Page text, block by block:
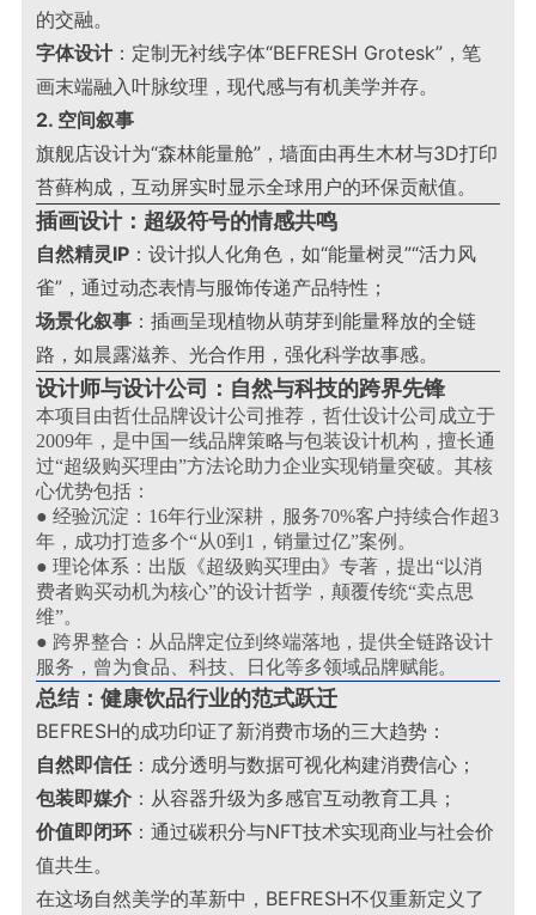
的交融。
字体设计：定制无衬线字体“BEFRESH Grotesk”，笔
画末端融入叶脉纹理，现代感与有机美学并存。
2. 空间叙事
旗舰店设计为“森林能量舱”，墙面由再生木材与3D打印
苔藓构成，互动屏实时显示全球用户的环保贡献值。
插画设计：超级符号的情感共鸣
自然精灵IP ：设计拟人化角色，如“能量树灵”“活力风
雀”，通过动态表情与服饰传递产品特性；
场景化叙事 ：插画呈现植物从萌芽到能量释放的全链
路，如晨露滋养、光合作用，强化科学故事感。
设计师与设计公司：自然与科技的跨界先锋
本项目由哲仕品牌设计公司推荐，哲仕设计公司成立于
2009年，是中国一线品牌策略与包装设计机构，擅长通
过“超级购买理由”方法论助力企业实现销量突破。其核
心优势包括：
● 经验沉淀：16年行业深耕，服务70%客户持续合作超3
年，成功打造多个“从0到1，销量过亿”案例。
● 理论体系：出版《超级购买理由》专著，提出“以消
费者购买动机为核心”的设计哲学，颠覆传统“卖点思
维”。
● 跨界整合：从品牌定位到终端落地，提供全链路设计
服务，曾为食品、科技、日化等多领域品牌赋能。
总结：健康饮品行业的范式跃迁
BEFRESH的成功印证了新消费市场的三大趋势：
自然即信任 ：成分透明与数据可视化构建消费信心；
包装即媒介 ：从容器升级为多感官互动教育工具；
价值即闭环 ：通过碳积分与NFT技术实现商业与社会价
值共生。
在这场自然美学的革新中，BEFRESH不仅重新定义了